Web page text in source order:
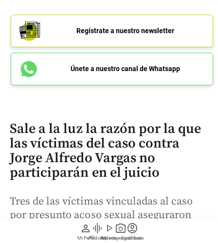
person
Mi Perfil
graphic_eq
Pódcast
play_arrow
Videos
photo_camera
Reportajes gráficos
account_circle
Suscríbete
Regístrate a nuestro newsletter
Únete a nuestro canal de Whatsapp
Sale a la luz la razón por la que
las víctimas del caso contra
Jorge Alfredo Vargas no
participarán en el juicio
Tres de las víctimas vinculadas al caso
por presunto acoso sexual aseguraron
que “no se puede renunciar a un caso en